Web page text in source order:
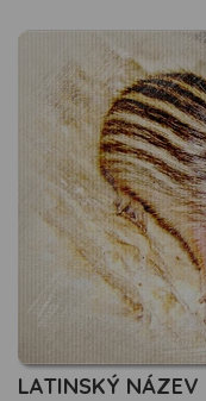
LATINSKÝ NÁZEV